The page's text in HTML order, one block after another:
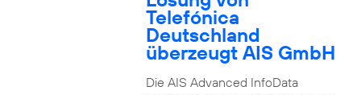
Telefónica
Deutschland
überzeugt AIS GmbH
Die AIS Advanced InfoData